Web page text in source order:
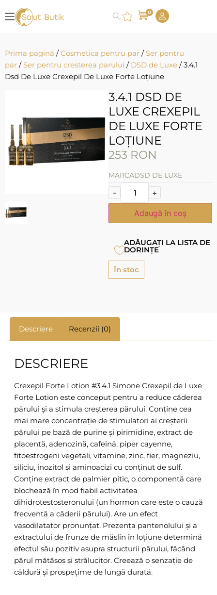
0
Prima pagină /Cosmetica pentru par / Ser pentru
par / Ser pentru cresterea parului / DSD de Luxe / 3.4.1
Dsd De Luxe Crexepil De Luxe Forte Loțiune
3.4.1 DSD DE
LUXE CREXEPIL
DE LUXE FORTE
LOȚIUNE
253 RON
MARCADSD DE LUXE
- +
Adaugă în coș
ADĂUGAȚI LA LISTA DE
DORINȚE
În stoc
Descriere Recenzii (0)
DESCRIERE
Crexepil Forte Lotion #3.4.1 Simone Crexepil de Luxe
Forte Lotion este conceput pentru a reduce căderea
părului și a stimula creșterea părului. Conține cea
mai mare concentrație de stimulatori ai creșterii
părului pe bază de purine și pirimidine, extract de
placentă, adenozină, cafeină, piper cayenne,
fitoestrogeni vegetali, vitamine, zinc, fier, magneziu,
siliciu, inozitol și aminoacizi cu conținut de sulf.
Conține extract de palmier pitic, o componentă care
blochează în mod fiabil activitatea
dihidrotestosteronului (un hormon care este o cauză
frecventă a căderii părului). Are un efect
vasodilatator pronunțat. Prezența pantenolului și a
extractului de frunze de măslin în loțiune determină
efectul său pozitiv asupra structurii părului, făcând
părul mătăsos și strălucitor. Creează o senzație de
căldură și prospețime de lungă durată.